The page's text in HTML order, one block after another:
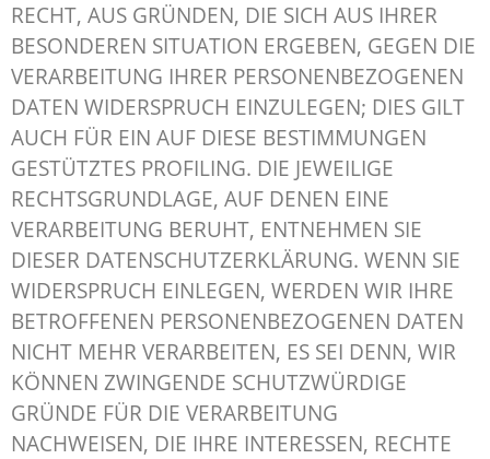
RECHT, AUS GRÜNDEN, DIE SICH AUS IHRER
BESONDEREN SITUATION ERGEBEN, GEGEN DIE
VERARBEITUNG IHRER PERSONENBEZOGENEN
DATEN WIDERSPRUCH EINZULEGEN; DIES GILT
AUCH FÜR EIN AUF DIESE BESTIMMUNGEN
GESTÜTZTES PROFILING. DIE JEWEILIGE
RECHTSGRUNDLAGE, AUF DENEN EINE
VERARBEITUNG BERUHT, ENTNEHMEN SIE
DIESER DATENSCHUTZERKLÄRUNG. WENN SIE
WIDERSPRUCH EINLEGEN, WERDEN WIR IHRE
BETROFFENEN PERSONENBEZOGENEN DATEN
NICHT MEHR VERARBEITEN, ES SEI DENN, WIR
KÖNNEN ZWINGENDE SCHUTZWÜRDIGE
GRÜNDE FÜR DIE VERARBEITUNG
NACHWEISEN, DIE IHRE INTERESSEN, RECHTE